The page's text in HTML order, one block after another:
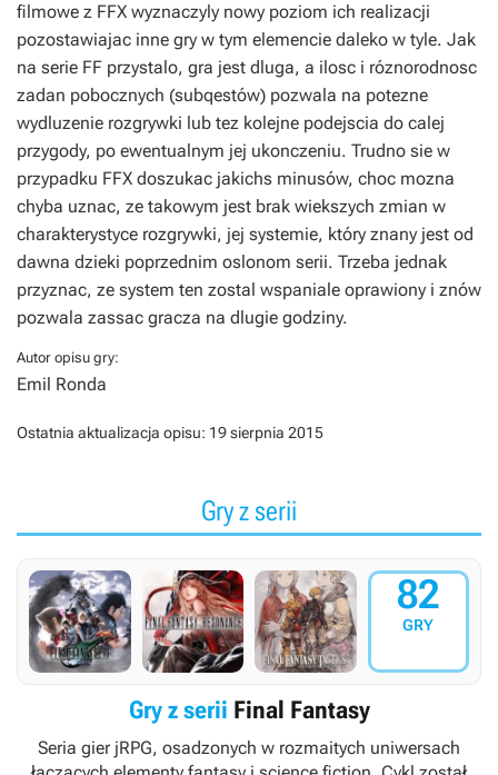
filmowe z FFX wyznaczyly nowy poziom ich realizacji
pozostawiajac inne gry w tym elemencie daleko w tyle. Jak
na serie FF przystalo, gra jest dluga, a ilosc i róznorodnosc
zadan pobocznych (subqestów) pozwala na potezne
wydluzenie rozgrywki lub tez kolejne podejscia do calej
przygody, po ewentualnym jej ukonczeniu. Trudno sie w
przypadku FFX doszukac jakichs minusów, choc mozna
chyba uznac, ze takowym jest brak wiekszych zmian w
charakterystyce rozgrywki, jej systemie, który znany jest od
dawna dzieki poprzednim oslonom serii. Trzeba jednak
przyznac, ze system ten zostal wspaniale oprawiony i znów
pozwala zassac gracza na dlugie godziny.
Autor opisu gry:
Emil Ronda
Ostatnia aktualizacja opisu: 19 sierpnia 2015
Gry z serii
82
GRY
Gry z serii Final Fantasy
Seria gier jRPG, osadzonych w rozmaitych uniwersach